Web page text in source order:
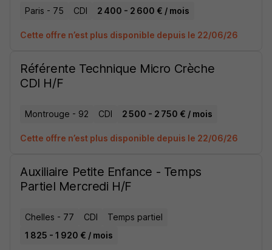
Paris - 75 CDI 2 400 - 2 600 € / mois
Cette offre n’est plus disponible depuis le 22/06/26
Référente Technique Micro Crèche
CDI H/F
Montrouge - 92 CDI 2 500 - 2 750 € / mois
Cette offre n’est plus disponible depuis le 22/06/26
Auxiliaire Petite Enfance - Temps
Partiel Mercredi H/F
Chelles - 77 CDI
Temps partiel
1 825 - 1 920 € / mois